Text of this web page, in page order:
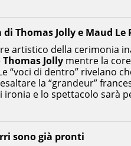
sono già pronti
Thomas Jolly e Maud Le
artistico della cerimonia
Thomas Jolly mentre la
“voci di dentro” rivelano
la “grandeur”
ironia e lo spettacolo sarà